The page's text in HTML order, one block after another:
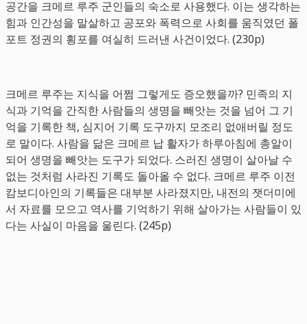
공간을 크메르 루주 군인들의 숙소로 사용했다. 이는 생각하는
힘과 인간성을 말살하고 공포와 폭력으로 사회를 움직였던 폴
포트 정권의 횡포를 여실히 드러낸 사건이었다. (230p)
크메르 루주는 지식을 어쩜 그렇게도 증오했을까? 민족의 지
식과 기억을 간직한 사람들의 생명을 빼앗는 것을 넘어 그 기
억을 기록한 책, 심지어 기록 도구까지 모조리 없애버릴 정도
로 말이다. 사람을 닮은 크메르 납 활자가 하루아침에 총알이
되어 생명을 빼앗는 도구가 되었다. 스러진 생명이 살아날 수
없는 것처럼 사라진 기록도 돌아올 수 없다. 크메르 루주 이전
캄보디아인의 기록들은 대부분 사라졌지만, 내전의 잿더미에
서 자료를 모으고 역사를 기억하기 위해 살아가는 사람들이 있
다는 사실이 마음을 울린다. (245p)